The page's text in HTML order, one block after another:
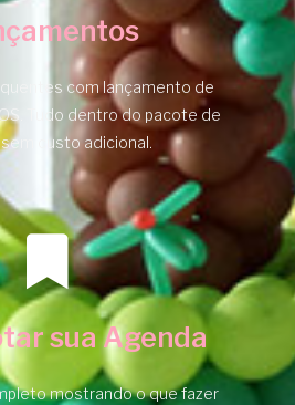
com lançamento de
Tudo dentro do pacote de
custo adicional.
sua Agenda
mostrando o que fazer